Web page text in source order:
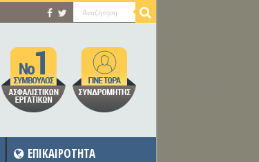
ΕΠΙΚΑΙΡΟΤΗΤΑ